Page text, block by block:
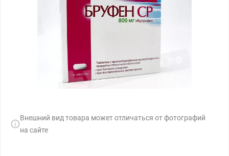
Внешний вид товара может отличаться от фотографий
на сайте